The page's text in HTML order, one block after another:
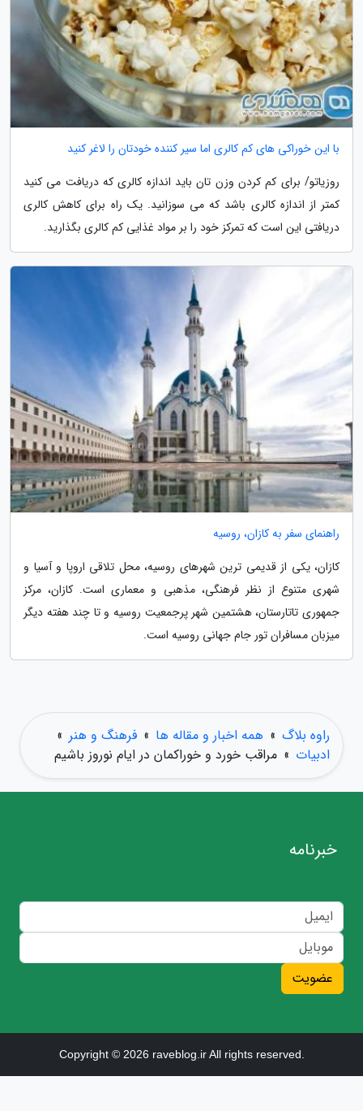
با این خوراکی های کم کالری اما سیر کننده خودتان را لاغر کنید
روزیاتو/ برای کم کردن وزن تان باید اندازه کالری که دریافت می کنید
کمتر از اندازه کالری باشد که می سوزانید. یک راه برای کاهش کالری
دریافتی این است که تمرکز خود را بر مواد غذایی کم کالری بگذارید.
راهنمای سفر به کازان، روسیه
کازان، یکی از قدیمی ترین شهرهای روسیه، محل تلاقی اروپا و آسیا و
شهری متنوع از نظر فرهنگی، مذهبی و معماری است. کازان، مرکز
جمهوری تاتارستان، هشتمین شهر پرجمعیت روسیه و تا چند هفته دیگر
میزبان مسافران تور جام جهانی روسیه است.
راوه بلاگ » همه اخبار و مقاله ها » فرهنگ و هنر »
ادبیات » مراقب خورد و خوراکمان در ایام نوروز باشیم
خبرنامه
عضویت
Copyright © 2026 raveblog.ir All rights reserved.